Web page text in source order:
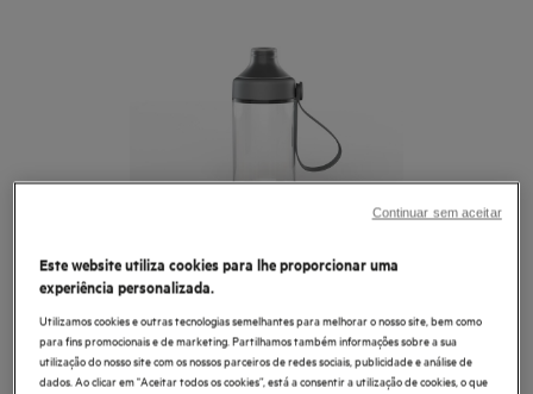
Toque para ampliar
GEB1
Este website utiliza cookies para lhe proporcionar uma
experiência personalizada.
Utilizamos cookies e outras tecnologias semelhantes para melhorar o nosso site, bem como
para fins promocionais e de marketing. Partilhamos também informações sobre a sua
utilização do nosso site com os nossos parceiros de redes sociais, publicidade e análise de
dados. Ao clicar em "Aceitar todos os cookies”, está a consentir a utilização de cookies, o que
Continuar sem aceitar